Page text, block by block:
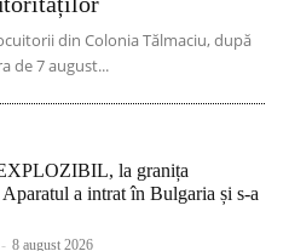
din Colonia Tălmaciu, după
de 7 august...
la granița
a intrat în Bulgaria și s-a
- 8 august 2026